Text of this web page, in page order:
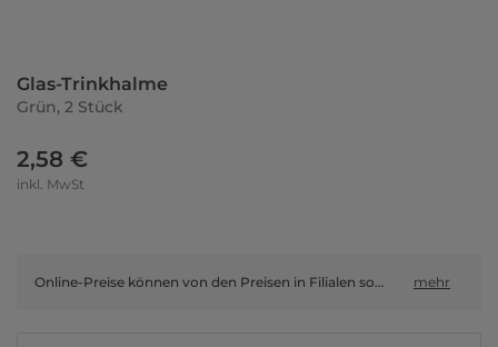
Glas-Trinkhalme
Grün, 2 Stück
2,58 €
inkl. MwSt
Online-Preise können von den Preisen in Filialen sowie Shop-in-Shop-Flächen abweichen. mehr